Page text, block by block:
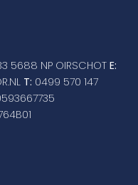
5688 NP OIRSCHOT E:
T: 0499 570 147